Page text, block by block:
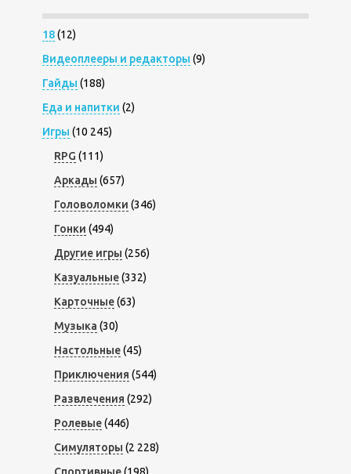
18(12)
Видеоплееры и редакторы (9)
Гайды (188)
Еда и напитки (2)
Игры (10 245)
RPG (111)
Аркады (657)
Головоломки (346)
Гонки (494)
Другие игры (256)
Казуальные(332)
Карточные(63)
Музыка (30)
Настольные(45)
Приключения (544)
Развлечения (292)
Ролевые(446)
Симуляторы (2 228)
Спортивные(198)